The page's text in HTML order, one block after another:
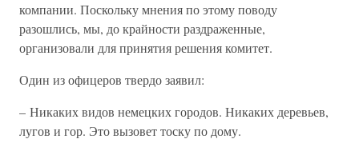
компании. Поскольку мнения по этому поводу
разошлись, мы, до крайности раздраженные,
организовали для принятия решения комитет.
Один из офицеров твердо заявил:
– Никаких видов немецких городов. Никаких деревьев,
лугов и гор. Это вызовет тоску по дому.